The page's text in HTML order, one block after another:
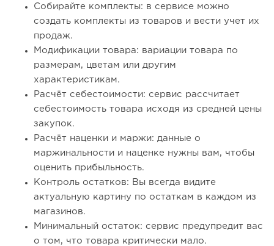
Собирайте комплекты: в сервисе можно
создать комплекты из товаров и вести учет их
продаж.
Модификации товара: вариации товара по
размерам, цветам или другим
характеристикам.
Расчёт себестоимости: сервис рассчитает
себестоимость товара исходя из средней цены
закупок.
Расчёт наценки и маржи: данные о
маржинальности и наценке нужны вам, чтобы
оценить прибыльность.
Контроль остатков: Вы всегда видите
актуальную картину по остаткам в каждом из
магазинов.
Минимальный остаток: сервис предупредит вас
о том, что товара критически мало.